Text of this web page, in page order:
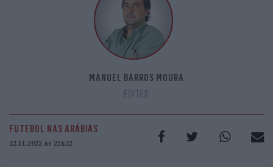
MANUEL BARROS MOURA
EDITOR
FUTEBOL NAS ARÁBIAS
22.11.2022 às 21h22